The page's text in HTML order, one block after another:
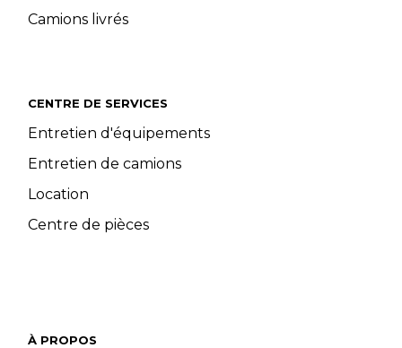
Camions livrés
CENTRE DE SERVICES
Entretien d'équipements
Entretien de camions
Location
Centre de pièces
À PROPOS